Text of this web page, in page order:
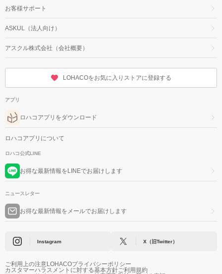
お客様サポート
ASKUL（法人向け）
アスクル株式会社（会社概要）
LOHACOをお気に入りストアに登録する
アプリ
ロハコアプリをダウンロード
ロハコアプリについて
ロハコ公式LINE
お得な最新情報をLINEでお届けします
ニュースレター
お得な最新情報をメールでお届けします
Instagram X（旧Twitter）
ご利用上の注意LOHACOプライバシーポリシー
カスタマーハラスメントに対する基本方針ご利用規約